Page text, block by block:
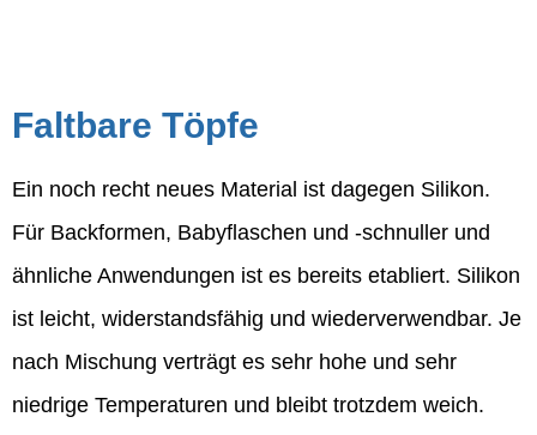
Faltbare Töpfe
Ein noch recht neues Material ist dagegen Silikon.
Für Backformen, Babyflaschen und -schnuller und
ähnliche Anwendungen ist es bereits etabliert. Silikon
ist leicht, widerstandsfähig und wiederverwendbar. Je
nach Mischung verträgt es sehr hohe und sehr
niedrige Temperaturen und bleibt trotzdem weich.